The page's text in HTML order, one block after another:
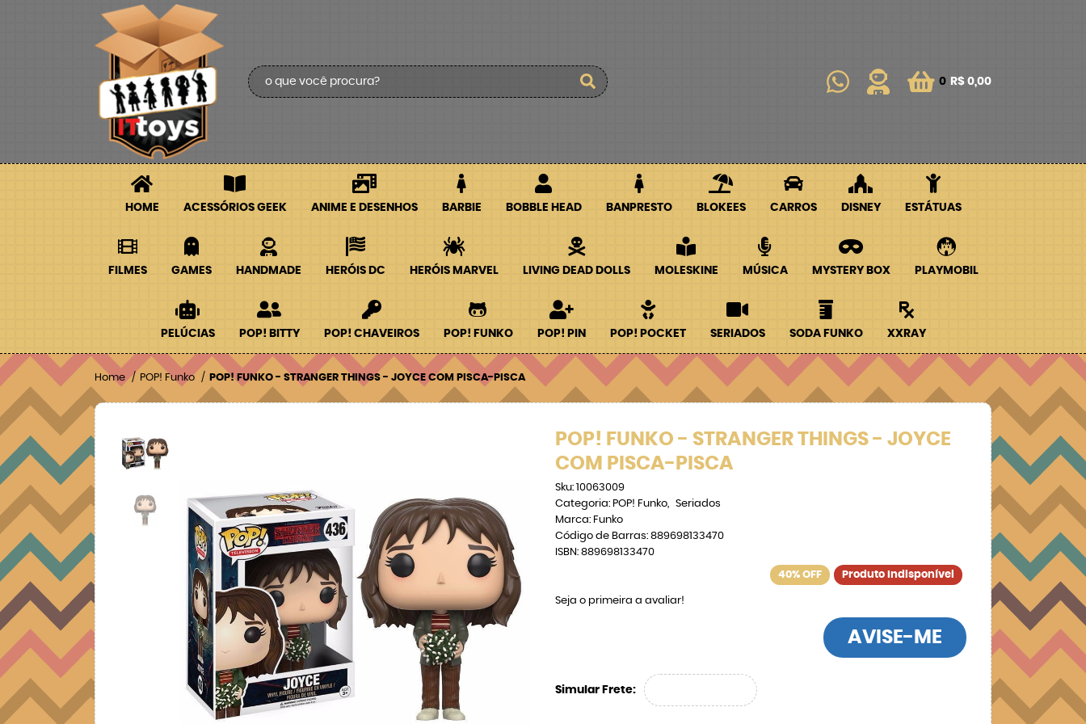
0 R$ 0,00
HOME ACESSÓRIOS GEEK ANIME E DESENHOS BARBIE BOBBLE HEAD BANPRESTO BLOKEES CARROS DISNEY ESTÁTUAS
FILMES GAMES HANDMADE HERÓIS DC HERÓIS MARVEL LIVING DEAD DOLLS MOLESKINE MÚSICA MYSTERY BOX PLAYMOBIL
PELÚCIAS POP! BITTY POP! CHAVEIROS POP! FUNKO POP! PIN POP! POCKET SERIADOS SODA FUNKO XXRAY
Home POP! Funko POP! FUNKO - STRANGER THINGS - JOYCE COM PISCA-PISCA
POP! FUNKO - STRANGER THINGS - JOYCE
COM PISCA-PISCA
Sku: 10063009
Categoria: POP! Funko
Seriados
Marca: Funko
Código de Barras: 889698133470
ISBN: 889698133470
40% OFF Produto Indisponível
Seja o primeira a avaliar!
AVISE-ME
Simular Frete: